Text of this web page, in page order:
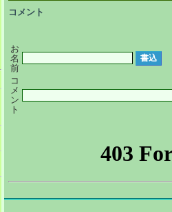
コメント
お
名
前
コ
メ
ン
ト